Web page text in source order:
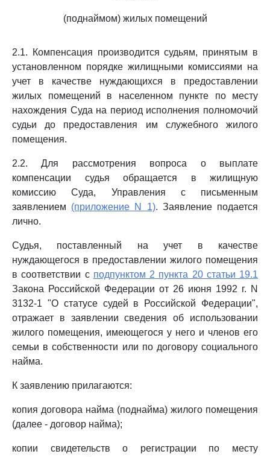
(поднаймом) жилых помещений
2.1. Компенсация производится судьям, принятым в
установленном порядке жилищными комиссиями на
учет в качестве нуждающихся в предоставлении
жилых помещений в населенном пункте по месту
нахождения Суда на период исполнения полномочий
судьи до предоставления им служебного жилого
помещения.
2.2. Для рассмотрения вопроса о выплате
компенсации судья обращается в жилищную
комиссию Суда, Управления с письменным
заявлением (приложение N 1). Заявление подается
лично.
Судья, поставленный на учет в качестве
нуждающегося в предоставлении жилого помещения
в соответствии с подпунктом 2 пункта 20 статьи 19.1
Закона Российской Федерации от 26 июня 1992 г. N
3132-1 "О статусе судей в Российской Федерации",
отражает в заявлении сведения об использовании
жилого помещения, имеющегося у него и членов его
семьи в собственности или по договору социального
найма.
К заявлению прилагаются:
копия договора найма (поднайма) жилого помещения
(далее - договор найма);
копии свидетельств о регистрации по месту